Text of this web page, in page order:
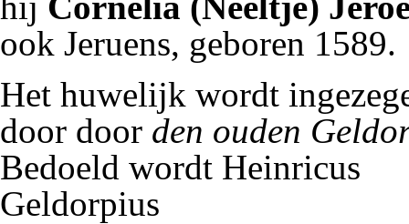
ook Jeruens, geboren 1589.
Het huwelijk wordt
door door den ouden
Bedoeld wordt Heinricus
Geldorpius